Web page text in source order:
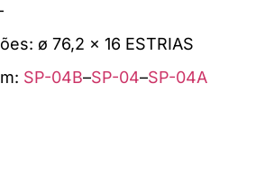
ø 76,2 x 16 ESTRIAS
SP-04B–SP-04–SP-04A